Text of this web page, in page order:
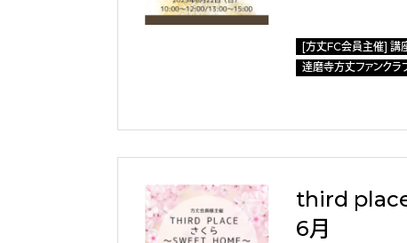
[方丈FC会員主催] 講座
達磨寺方丈ファンクラ
third place
6月